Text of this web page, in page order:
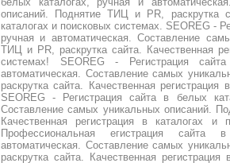
описаний. Поднятие ТИЦ и PR, раскрутка
каталогах и поисковых системах. SEOREG -
ручная и автоматическая. Составление
ТИЦ и PR, раскрутка сайта. Качественная
системах! SEOREG - Регистрация
автоматическая. Составление самых
раскрутка сайта. Качественная
SEOREG - Регистрация сайта в белых
Составление самых уникальных описаний.
Качественная регистрация в каталогах
Профессиональная егистрация
автоматическая. Составление самых
раскрутка сайта. Качественная